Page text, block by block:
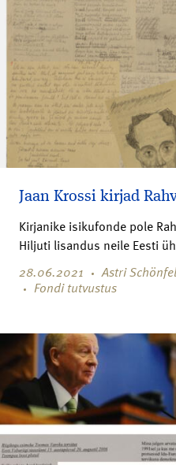
Jaan Krossi kirjad
Kirjanike isikufonde pole
Hiljuti lisandus neile Eesti
28.06.2021
Astri
Fondi tutvustus